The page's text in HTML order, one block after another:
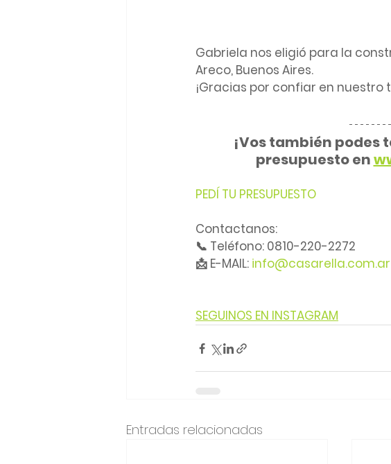
Gabriela nos eligió para la
Areco, Buenos Aires.
¡Gracias por confiar en nuestro
¡Vos también podes
presupuesto en
PEDÍ TU PRESUPUESTO
Contactanos:
📞 Teléfono: 0810-220-2272
📩 E-MAIL: info@casarella.com.ar
SEGUINOS EN INSTAGRAM
Entradas relacionadas